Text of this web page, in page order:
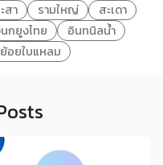
สา รามใหญ่
สะเดา
กยูงไทย
อินทนิลน้ำ
อยใบแหลม